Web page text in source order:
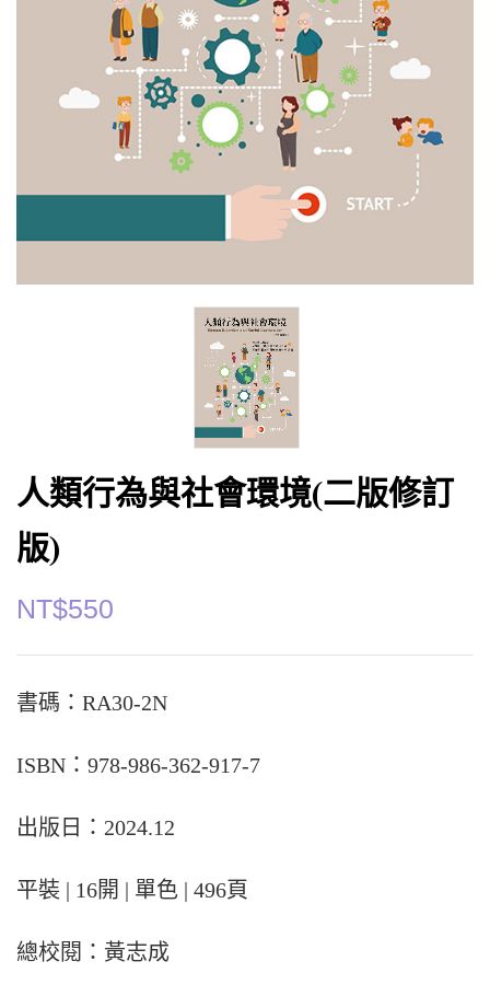
人類行為與社會環境(二版修訂
版)
NT$550
書碼：RA30-2N
ISBN：978-986-362-917-7
出版日：2024.12
平裝 | 16開 | 單色 | 496頁
總校閱：黃志成